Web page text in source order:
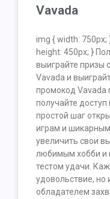
Vavada
img { width:
height: 450px; }
выиграйте призы
Vavada и
промокод Vavada
получайте
простой шаг
играм и
увеличить свои
любимым хобби и
тестом удачи.
удовольствие, но
обладателем